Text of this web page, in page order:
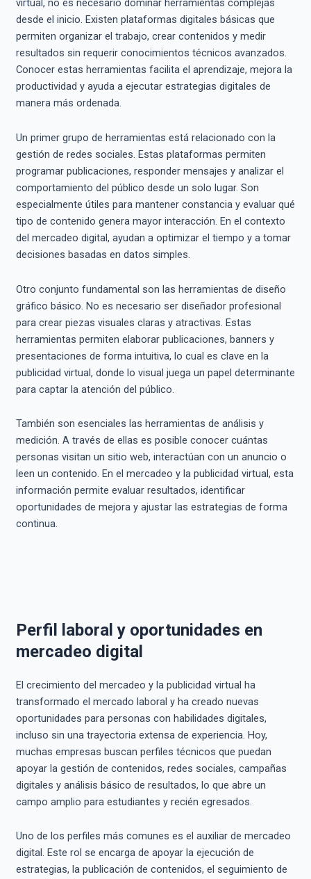
virtual, no es necesario dominar herramientas complejas
desde el inicio. Existen plataformas digitales básicas que
permiten organizar el trabajo, crear contenidos y medir
resultados sin requerir conocimientos técnicos avanzados.
Conocer estas herramientas facilita el aprendizaje, mejora la
productividad y ayuda a ejecutar estrategias digitales de
manera más ordenada.
Un primer grupo de herramientas está relacionado con la
gestión de redes sociales. Estas plataformas permiten
programar publicaciones, responder mensajes y analizar el
comportamiento del público desde un solo lugar. Son
especialmente útiles para mantener constancia y evaluar qué
tipo de contenido genera mayor interacción. En el contexto
del mercadeo digital, ayudan a optimizar el tiempo y a tomar
decisiones basadas en datos simples.
Otro conjunto fundamental son las herramientas de diseño
gráfico básico. No es necesario ser diseñador profesional
para crear piezas visuales claras y atractivas. Estas
herramientas permiten elaborar publicaciones, banners y
presentaciones de forma intuitiva, lo cual es clave en la
publicidad virtual, donde lo visual juega un papel determinante
para captar la atención del público.
También son esenciales las herramientas de análisis y
medición. A través de ellas es posible conocer cuántas
personas visitan un sitio web, interactúan con un anuncio o
leen un contenido. En el mercadeo y la publicidad virtual, esta
información permite evaluar resultados, identificar
oportunidades de mejora y ajustar las estrategias de forma
continua.
Perfil laboral y oportunidades en
mercadeo digital
El crecimiento del mercadeo y la publicidad virtual ha
transformado el mercado laboral y ha creado nuevas
oportunidades para personas con habilidades digitales,
incluso sin una trayectoria extensa de experiencia. Hoy,
muchas empresas buscan perfiles técnicos que puedan
apoyar la gestión de contenidos, redes sociales, campañas
digitales y análisis básico de resultados, lo que abre un
campo amplio para estudiantes y recién egresados.
Uno de los perfiles más comunes es el auxiliar de mercadeo
digital. Este rol se encarga de apoyar la ejecución de
estrategias, la publicación de contenidos, el seguimiento de